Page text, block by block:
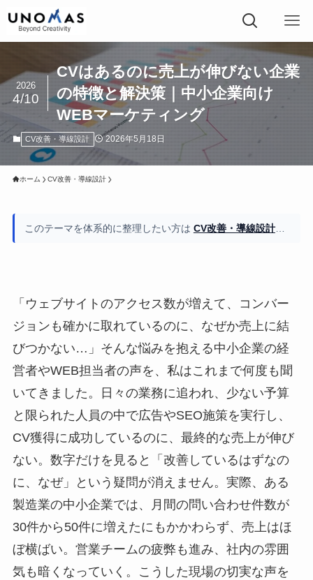
CVはあるのに売上が伸びない企業
の特徴と解決策｜中小企業向け
WEBマーケティング
2026
4/10
CV改善・導線設計 2026年5月18日
ホーム CV改善・導線設計
このテーマを体系的に整理したい方は CV改善・導線設計の全体像もご覧ください
「ウェブサイトのアクセス数が増えて、コンバー
ジョンも確かに取れているのに、なぜか売上に結
びつかない…」そんな悩みを抱える中小企業の経
営者やWEB担当者の声を、私はこれまで何度も聞
いてきました。日々の業務に追われ、少ない予算
と限られた人員の中で広告やSEO施策を実行し、
CV獲得に成功しているのに、最終的な売上が伸び
ない。数字だけを見ると「改善しているはずなの
に、なぜ」という疑問が消えません。実際、ある
製造業の中小企業では、月間の問い合わせ件数が
30件から50件に増えたにもかかわらず、売上はほ
ぼ横ばい。営業チームの疲弊も進み、社内の雰囲
気も暗くなっていく。こうした現場の切実な声を